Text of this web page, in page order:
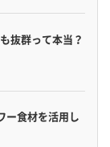
抜群って本当？
ー食材を活用し